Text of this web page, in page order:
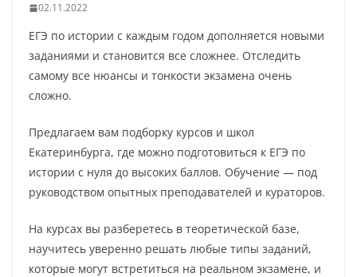
02.11.2022
ЕГЭ по истории с каждым годом дополняется новыми
заданиями и становится все сложнее. Отследить
самому все нюансы и тонкости экзамена очень
сложно.
Предлагаем вам подборку курсов и школ
Екатеринбурга, где можно подготовиться к ЕГЭ по
истории с нуля до высоких баллов. Обучение — под
руководством опытных преподавателей и кураторов.
На курсах вы разберетесь в теоретической базе,
научитесь уверенно решать любые типы заданий,
которые могут встретиться на реальном экзамене, и